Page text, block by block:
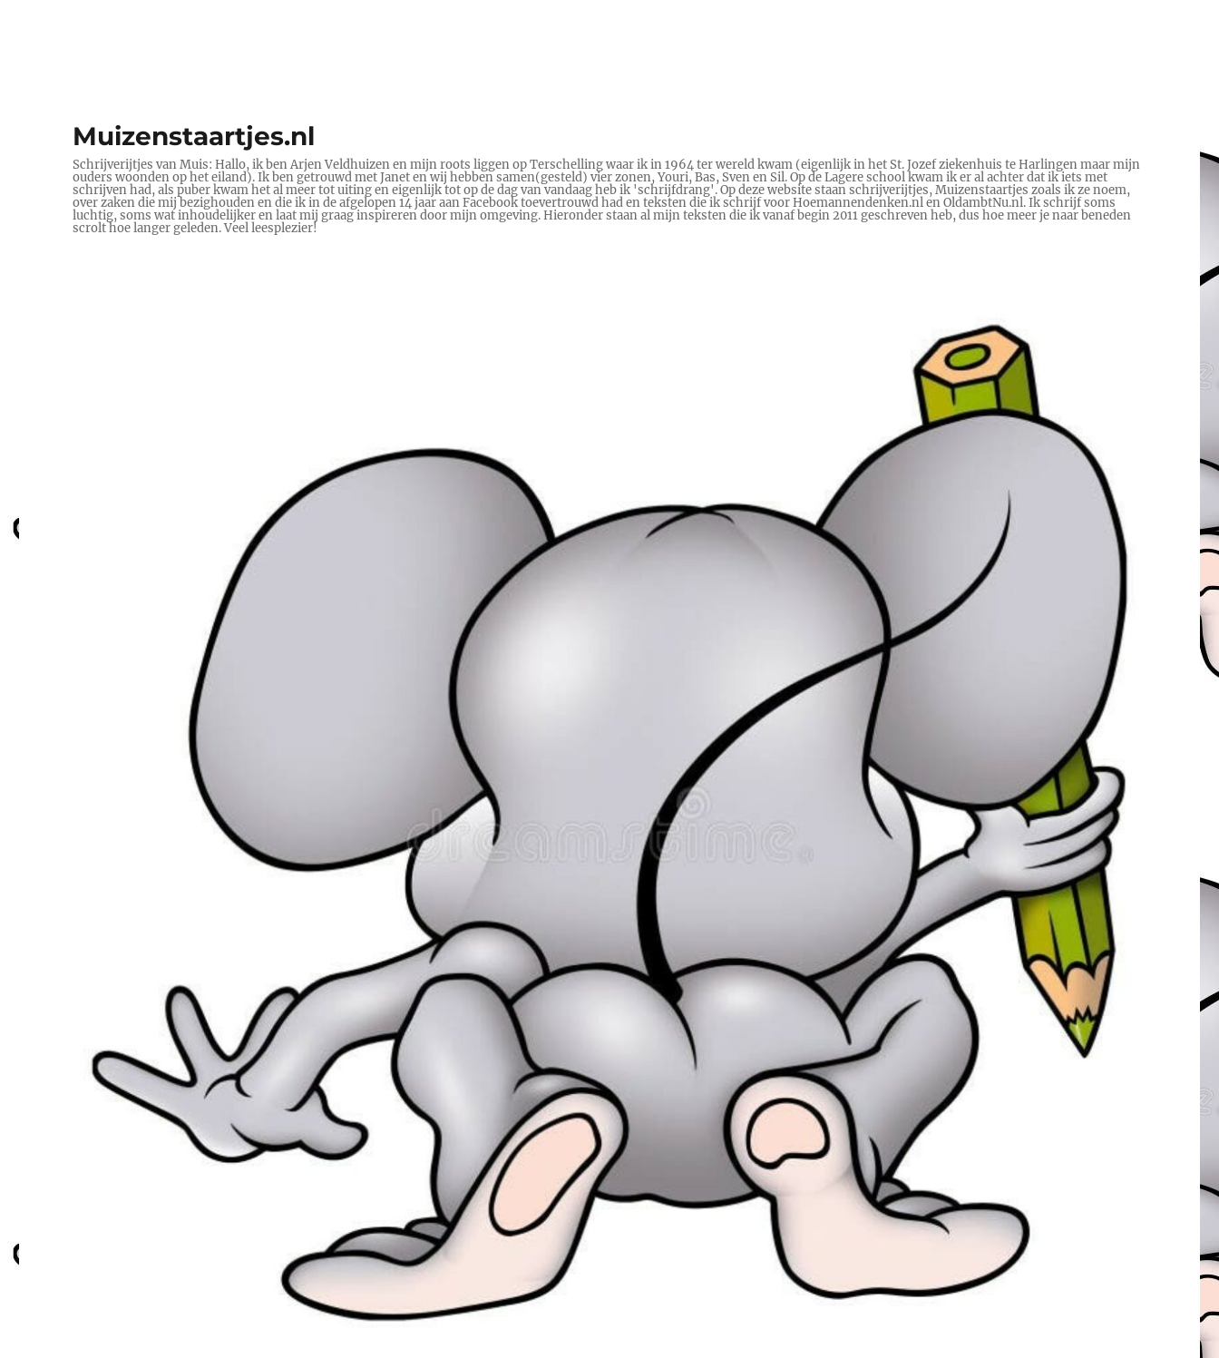
Muizenstaartjes.nl
Schrijverijtjes van Muis: Hallo, ik ben Arjen Veldhuizen en mijn roots liggen op Terschelling waar ik in 1964 ter wereld kwam (eigenlijk in het St. Jozef ziekenhuis te Harlingen maar mijn
ouders woonden op het eiland). Ik ben getrouwd met Janet en wij hebben samen(gesteld) vier zonen, Youri, Bas, Sven en Sil. Op de Lagere school kwam ik er al achter dat ik iets met
schrijven had, als puber kwam het al meer tot uiting en eigenlijk tot op de dag van vandaag heb ik 'schrijfdrang'. Op deze website staan schrijverijtjes, Muizenstaartjes zoals ik ze noem,
over zaken die mij bezighouden en die ik in de afgelopen 14 jaar aan Facebook toevertrouwd had en teksten die ik schrijf voor Hoemannendenken.nl en OldambtNu.nl. Ik schrijf soms
luchtig, soms wat inhoudelijker en laat mij graag inspireren door mijn omgeving. Hieronder staan al mijn teksten die ik vanaf begin 2011 geschreven heb, dus hoe meer je naar beneden
scrolt hoe langer geleden. Veel leesplezier!